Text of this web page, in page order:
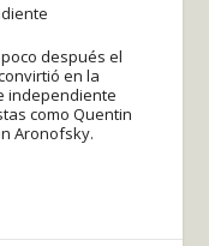
después el
en la
independiente
como Quentin
Aronofsky.